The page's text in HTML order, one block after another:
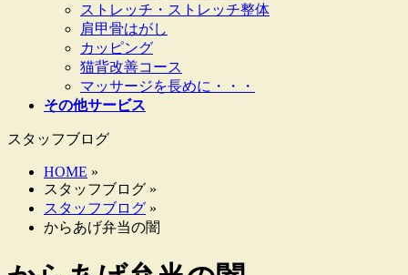
ストレッチ・ストレッチ整体
肩甲骨はがし
カッピング
猫背改善コース
マッサージを長めに・・・
その他サービス
スタッフブログ
HOME »
スタッフブログ »
スタッフブログ »
からあげ弁当の闇